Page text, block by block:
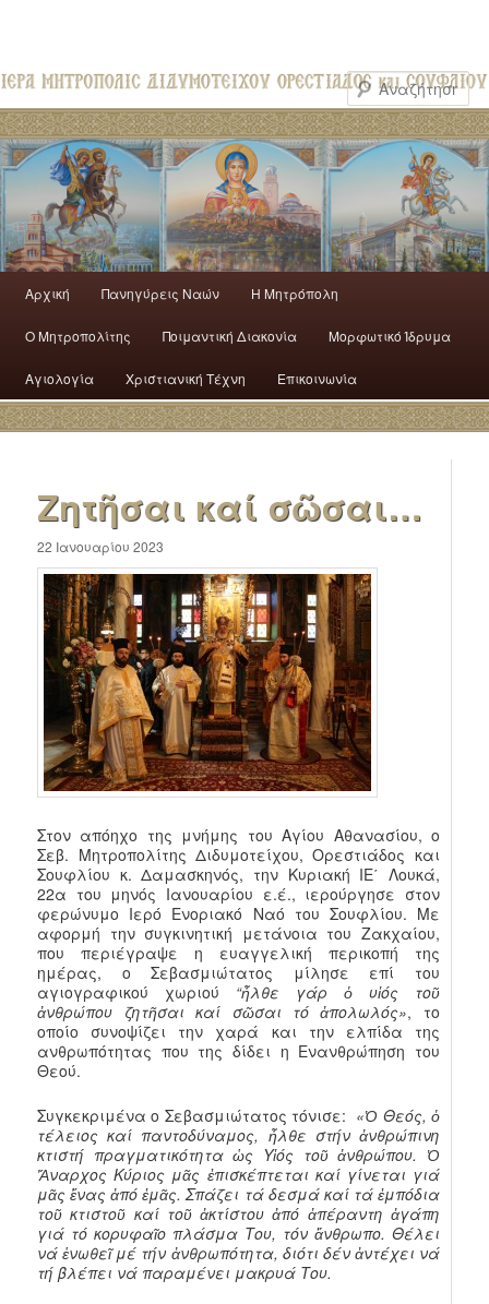
Αρχική Πανηγύρεις Ναών H Mητρόπολη
Ο Mητροπολίτης Ποιμαντική Διακονία Μορφωτικό Ίδρυμα
Αγιολογία Χριστιανική Τέχνη Επικοινωνία
Ζητῆσαι καί σῶσαι…
22 Ιανουαρίου 2023
Στον απόηχο της μνήμης του Αγίου Αθανασίου, ο
Σεβ. Μητροπολίτης Διδυμοτείχου, Ορεστιάδος και
Σουφλίου κ. Δαμασκηνός, την Κυριακή ΙΕ΄ Λουκά,
22α του μηνός Ιανουαρίου ε.έ., ιερούργησε στον
φερώνυμο Ιερό Ενοριακό Ναό του Σουφλίου. Με
αφορμή την συγκινητική μετάνοια του Ζακχαίου,
που περιέγραψε η ευαγγελική περικοπή της
ημέρας, ο Σεβασμιώτατος μίλησε επί του
αγιογραφικού χωριού “ἦλθε γάρ ὁ υἱός τοῦ
ἀνθρώπου ζητῆσαι καί σῶσαι τό ἀπολωλός», το
οποίο συνοψίζει την χαρά και την ελπίδα της
ανθρωπότητας που της δίδει η Ενανθρώπηση του
Θεού.
Συγκεκριμένα ο Σεβασμιώτατος τόνισε: «Ὁ Θεός, ὁ
τέλειος καί παντοδύναμος, ἦλθε στήν ἀνθρώπινη
κτιστή πραγματικότητα ὡς Υἱός τοῦ ἀνθρώπου. Ὁ
Ἄναρχος Κύριος μᾶς ἐπισκέπτεται καί γίνεται γιά
μᾶς ἕνας ἀπό ἐμᾶς. Σπάζει τά δεσμά καί τά ἐμπόδια
τοῦ κτιστοῦ καί τοῦ ἀκτίστου ἀπό ἀπέραντη ἀγάπη
γιά τό κορυφαῖο πλάσμα Του, τόν ἄνθρωπο. Θέλει
νά ἑνωθεῖ μέ τήν ἀνθρωπότητα, διότι δέν ἀντέχει νά
τή βλέπει νά παραμένει μακρυά Του.